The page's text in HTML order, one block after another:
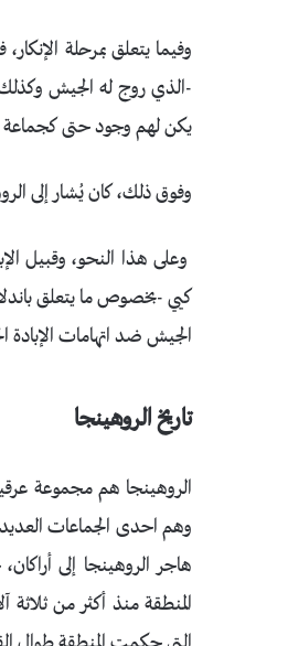
وفيما يتعلق بمرحلة
يكن لهم وجود حتى كجماعة
وفوق ذلك، كان يُشار إلى
وعلى هذا النحو، وقبيل
الجيش ضد اتهامات الإبادة
تاريخ الروهينجا
الروهينجا هم مجموعة
وهم احدى الجماعات العديدة
هاجر الروهينجا إلى
المنطقة منذ أكثر من